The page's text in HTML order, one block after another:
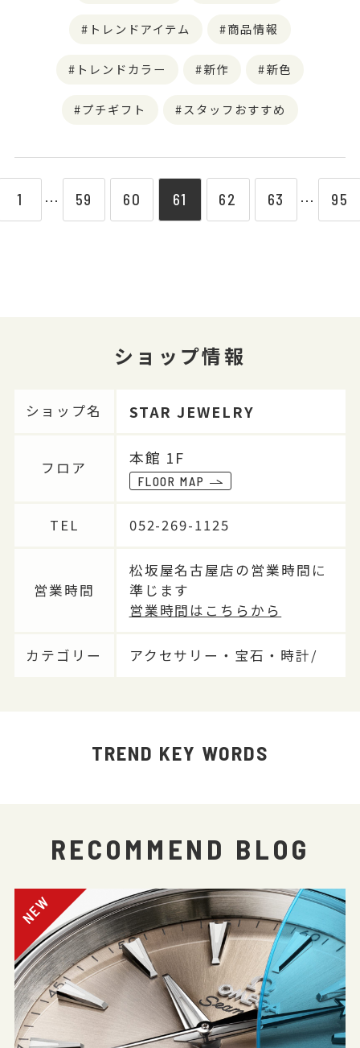
トレンドアイテム 商品情報
トレンドカラー 新作 新色
プチギフト スタッフおすすめ
1 ⋯ 59 60 61 62 63 ⋯ 95
ショップ情報
ショップ名 STAR JEWELRY
フロア
本館 1F
FLOOR MAP
TEL 052-269-1125
営業時間
松坂屋名古屋店の営業時間に
準じます
営業時間はこちらから
カテゴリー アクセサリー・宝石・時計/
TREND KEY WORDS
RECOMMEND BLOG